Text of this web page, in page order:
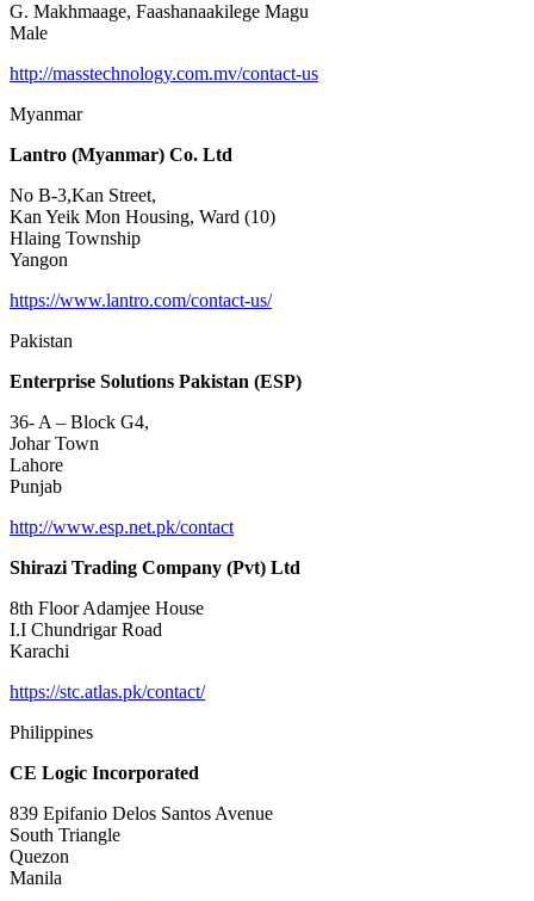
G. Makhmaage, Faashanaakilege Magu
Male
http://masstechnology.com.mv/contact-us
Myanmar
Lantro (Myanmar) Co. Ltd
No B-3,Kan Street,
Kan Yeik Mon Housing, Ward (10)
Hlaing Township
Yangon
https://www.lantro.com/contact-us/
Pakistan
Enterprise Solutions Pakistan (ESP)
36- A – Block G4,
Johar Town
Lahore
Punjab
http://www.esp.net.pk/contact
Shirazi Trading Company (Pvt) Ltd
8th Floor Adamjee House
I.I Chundrigar Road
Karachi
https://stc.atlas.pk/contact/
Philippines
CE Logic Incorporated
839 Epifanio Delos Santos Avenue
South Triangle
Quezon
Manila